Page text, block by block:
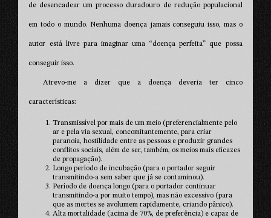
de desencadear um processo duradouro de redução populacional
em todo o mundo. Nenhuma doença jamais conseguiu isso, mas o
autor está livre para imaginar uma “doença perfeita” que possa
conseguir isso.
Atrevo-me a dizer que a doença deveria ter cinco
características:
Transmissível por mais de um meio (preferencialmente pelo
ar e pela via sexual, concomitantemente, para criar
paranoia, hostilidade entre as pessoas e produzir grandes
conflitos sociais, além de ser, também, os meios mais eficazes
de propagação).
Longo período de incubação (para o portador seguir
transmitindo-a sem saber que já se contaminou).
Período de doença longo (para o portador continuar
transmitindo-a por muito tempo), mas não excessivo (para
que as mortes se avolumem rapidamente, criando pânico).
Alta mortalidade (acima de 70%, de preferência) e capaz de